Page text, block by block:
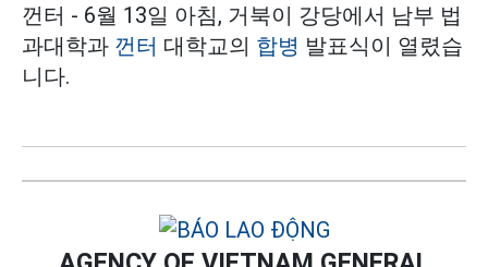
껀터 - 6월 13일 아침, 거북이 강당에서 남부 법
과대학과 껀터 대학교의 합병 발표식이 열렸습
니다.